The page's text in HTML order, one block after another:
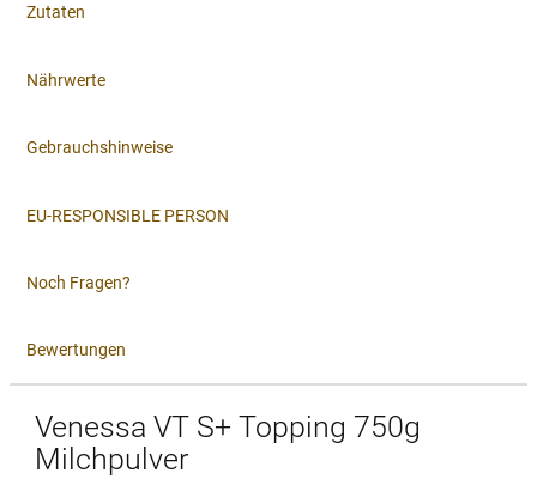
Zutaten
Nährwerte
Gebrauchshinweise
EU-RESPONSIBLE PERSON
Noch Fragen?
Bewertungen
Venessa VT S+ Topping 750g
Milchpulver